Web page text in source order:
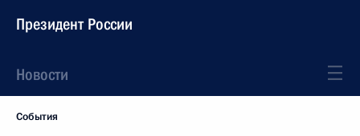
Президент России
Новости
События